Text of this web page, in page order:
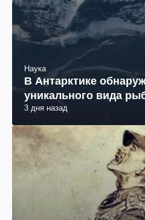
Наука
В Антарктике
уникального вида
3 дня назад